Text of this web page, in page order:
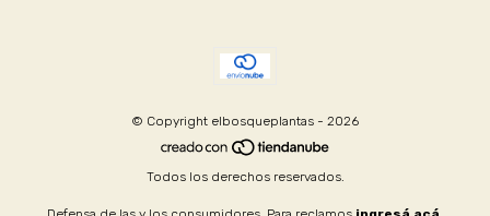
© Copyright elbosqueplantas - 2026
Todos los derechos reservados.